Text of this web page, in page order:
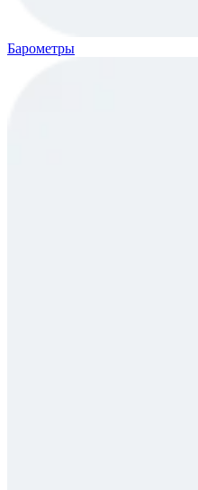
Барометры